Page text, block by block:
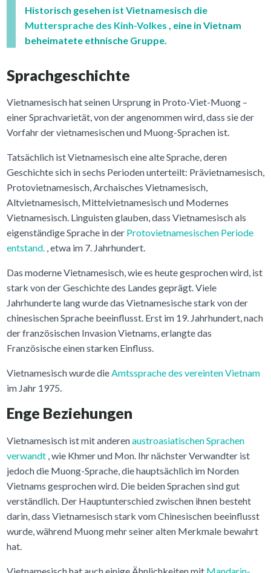
Historisch gesehen ist Vietnamesisch die
Muttersprache des Kinh-Volkes , eine in Vietnam
beheimatete ethnische Gruppe.
Sprachgeschichte
Vietnamesisch hat seinen Ursprung in Proto-Viet-Muong –
einer Sprachvarietät, von der angenommen wird, dass sie der
Vorfahr der vietnamesischen und Muong-Sprachen ist.
Tatsächlich ist Vietnamesisch eine alte Sprache, deren
Geschichte sich in sechs Perioden unterteilt: Prävietnamesisch,
Protovietnamesisch, Archaisches Vietnamesisch,
Altvietnamesisch, Mittelvietnamesisch und Modernes
Vietnamesisch. Linguisten glauben, dass Vietnamesisch als
eigenständige Sprache in der Protovietnamesischen Periode
entstand., etwa im 7. Jahrhundert.
Das moderne Vietnamesisch, wie es heute gesprochen wird, ist
stark von der Geschichte des Landes geprägt. Viele
Jahrhunderte lang wurde das Vietnamesische stark von der
chinesischen Sprache beeinflusst. Erst im 19. Jahrhundert, nach
der französischen Invasion Vietnams, erlangte das
Französische einen starken Einfluss.
Vietnamesisch wurde dieAmtssprache des vereinten Vietnam
im Jahr 1975.
Enge Beziehungen
Vietnamesisch ist mit anderenaustroasiatischen Sprachen
verwandt, wie Khmer und Mon. Ihr nächster Verwandter ist
jedoch die Muong-Sprache, die hauptsächlich im Norden
Vietnams gesprochen wird. Die beiden Sprachen sind gut
verständlich. Der Hauptunterschied zwischen ihnen besteht
darin, dass Vietnamesisch stark vom Chinesischen beeinflusst
wurde, während Muong mehr seiner alten Merkmale bewahrt
hat.